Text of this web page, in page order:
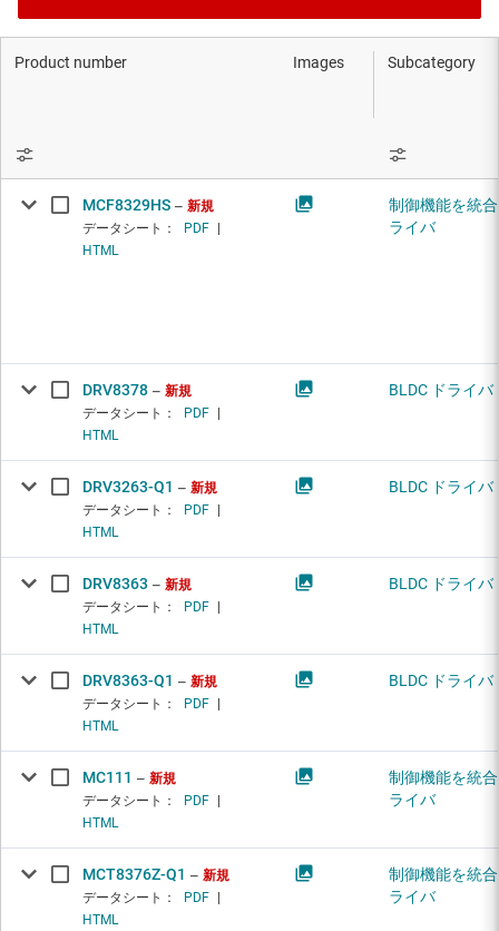
Product number Images Subcategory
MCF8329HS
新規
データシート：
PDF
HTML
制御機能を統
ライバ
DRV8378
新規
データシート：
PDF
HTML
BLDC ドライバ
DRV3263-Q1
新規
データシート：
PDF
HTML
BLDC ドライバ
DRV8363
新規
データシート：
PDF
HTML
BLDC ドライバ
DRV8363-Q1
新規
データシート：
PDF
HTML
BLDC ドライバ
MC111
新規
データシート：
PDF
HTML
制御機能を統
ライバ
MCT8376Z-Q1
新規
データシート：
PDF
HTML
制御機能を統
ライバ